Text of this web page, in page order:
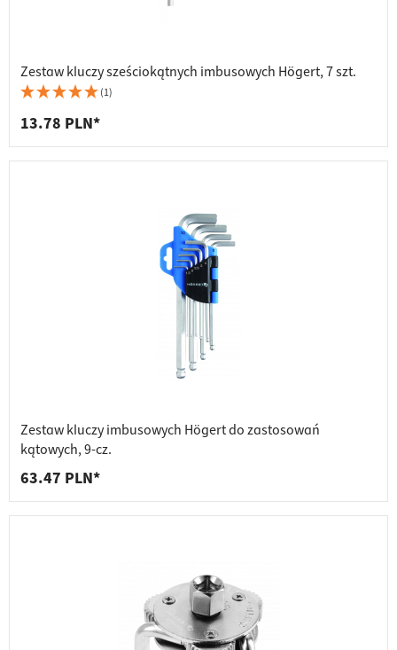
Zestaw kluczy sześciokątnych imbusowych Högert, 7 szt.
(1)
13.78 PLN*
Zestaw kluczy imbusowych Högert do zastosowań
kątowych, 9-cz.
63.47 PLN*